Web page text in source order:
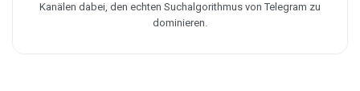
Kanälen dabei, den echten Suchalgorithmus von Telegram zu
dominieren.